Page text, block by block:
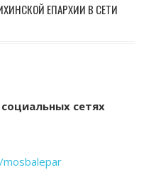
ЕПАРХИИ В СЕТИ
сетях